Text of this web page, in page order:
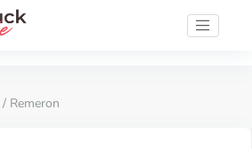
/ Remeron